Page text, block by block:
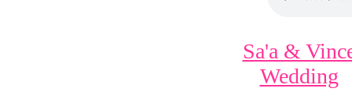
Sa'a &
Wedding